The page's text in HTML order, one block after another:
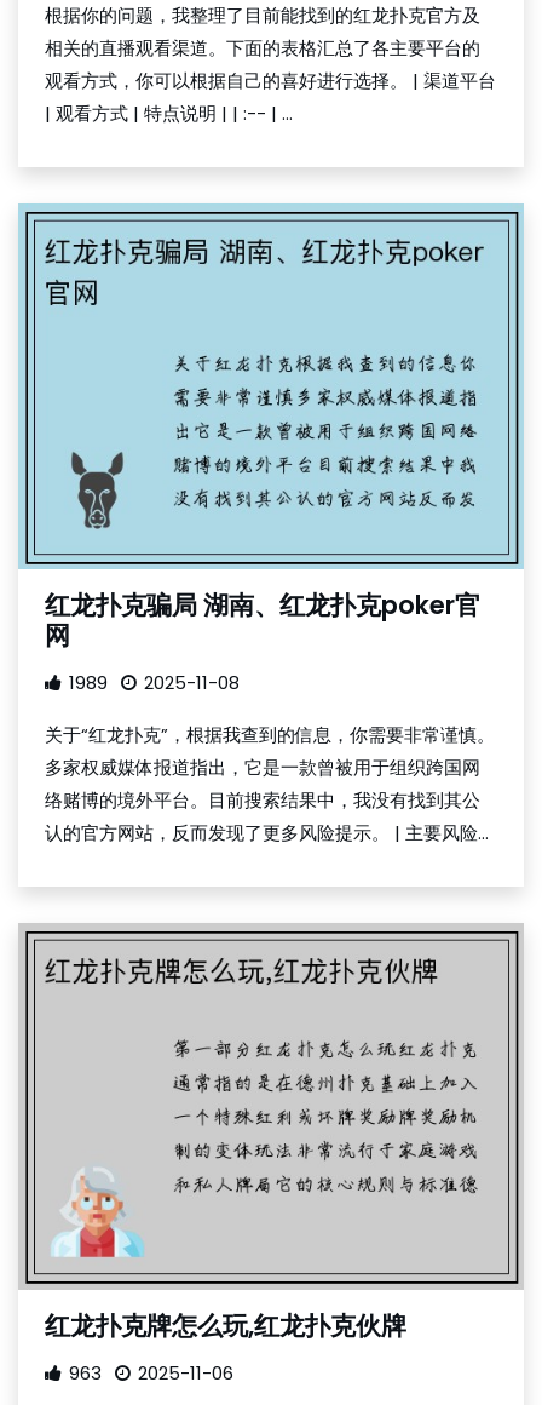
根据你的问题，我整理了目前能找到的红龙扑克官方及
相关的直播观看渠道。下面的表格汇总了各主要平台的
观看方式，你可以根据自己的喜好进行选择。 | 渠道平台
| 观看方式 | 特点说明 | | :-- | ...
红龙扑克骗局 湖南、红龙扑克poker官
网
1989 2025-11-08
关于“红龙扑克”，根据我查到的信息，你需要非常谨慎。
多家权威媒体报道指出，它是一款曾被用于组织跨国网
络赌博的境外平台。目前搜索结果中，我没有找到其公
认的官方网站，反而发现了更多风险提示。 | 主要风险...
红龙扑克牌怎么玩,红龙扑克伙牌
963 2025-11-06